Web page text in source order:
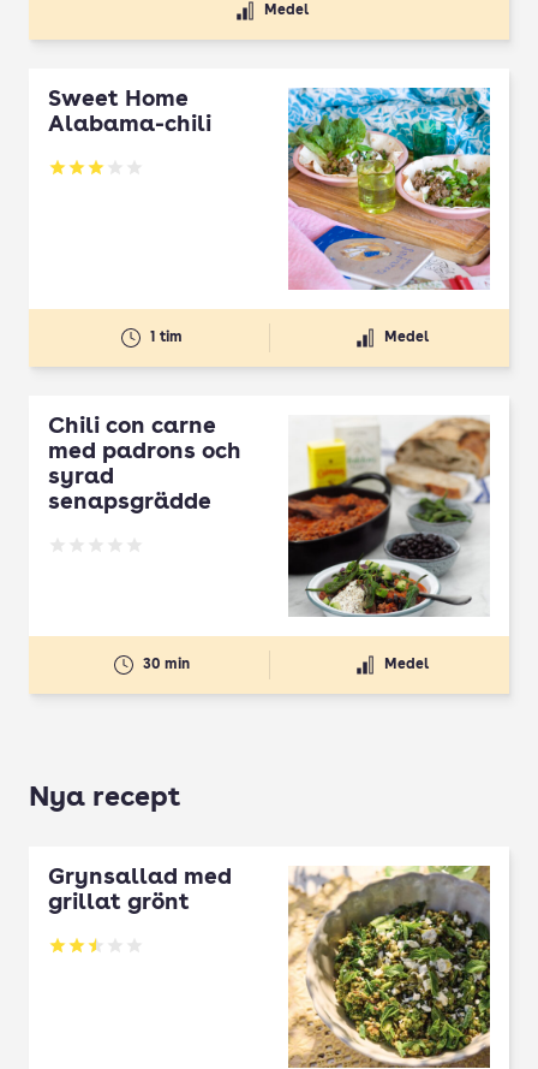
Medel
Sweet Home
Alabama-chili
Betyg: 3 av 5
1 tim Medel
Chili con carne
med padrons och
syrad
senapsgrädde
Betyg: 0 av 5
30 min Medel
Nya recept
Grynsallad med
grillat grönt
Betyg: 2.5 av 5